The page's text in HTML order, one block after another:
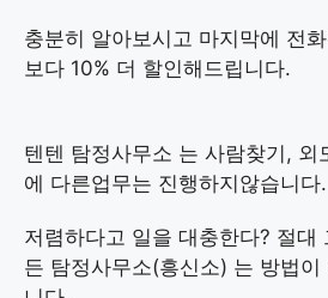
충분히 알아보시고 마지막에 전
보다 10% 더 할인해드립니다.
텐텐 탐정사무소 는 사람찾기, 외
에 다른업무는 진행하지않습니다.
저렴하다고 일을 대충한다? 절대
든 탐정사무소(흥신소) 는 방법